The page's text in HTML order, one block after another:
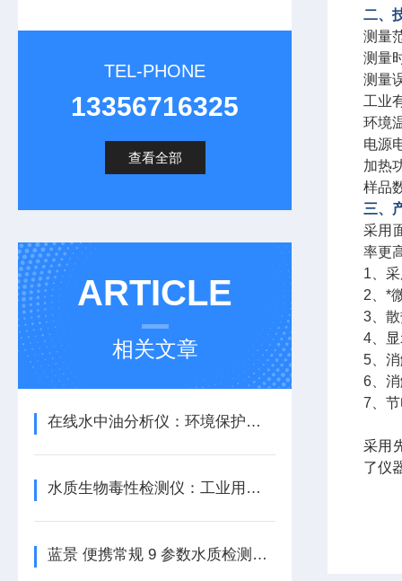
TEL-PHONE
13356716325
查看全部
ARTICLE
相关文章
在线水中油分析仪：环境保护的得力助手
水质生物毒性检测仪：工业用水质的把关者 蓝景科技
蓝景 便携常规 9 参数水质检测仪，让水质监测更轻松
二、
测量
测量
测量
工业
环境
电源
加热
样品
三、
采用
率更
1、
2、*
3、
4、
5、
6、
7、
采用
了仪